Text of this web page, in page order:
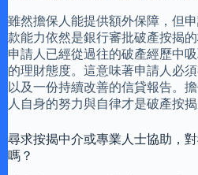
雖然擔保人能提供額外保障，但
款能力依然是銀行審批破產按揭
申請人已經從過往的破產經歷中
的理財態度。這意味著申請人必
以及一份持續改善的信貸報告。
人自身的努力與自律才是破產按
尋求按揭中介或專業人士協助，
嗎？